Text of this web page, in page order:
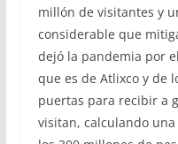
millón de visitantes y
considerable que
dejó la pandemia por
que es de Atlixco y de
puertas para recibir a
visitan, calculando